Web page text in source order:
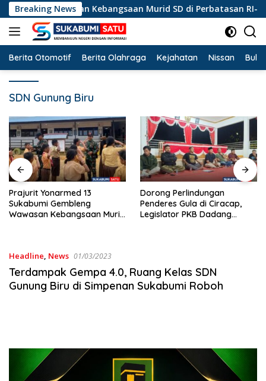
Langsung
ke
konten
Breaking News
Wawasan Kebangsaan Murid SD di Perbatasan RI-Malaysia
Berita Otomotif Berita Olahraga Kejahatan Nissan
SDN Gunung Biru
Murid
Dorong Perlindungan
Penderes Gula di Ciracap,
Legislator PKB Dadang
Soal Batalnya Konser
Reggae di Ciracap,
DPRD Fraksi PKB
Headline, News 01/03/2023
Terdampak Gempa 4.0, Ruang Kelas SDN
Gunung Biru di Simpenan Sukabumi Roboh